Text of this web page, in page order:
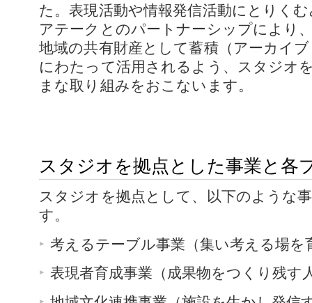
た。表現活動や情報発信活動にとりく
アテークとのパートナーシップにより
地域の共有財産として蓄積（アーカイ
にわたって活用されるよう、スタジオ
まな取り組みをおこないます。
スタジオを拠点とした事業と各
スタジオを拠点として、以下のような
す。
考えるテーブル事業（集い考える場を
表現者育成事業（成果物をつくり残す